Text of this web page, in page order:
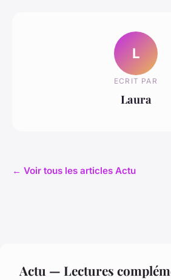
L
ECRIT PAR
Laura
← Voir tous les articles Actu
Actu — Lectures